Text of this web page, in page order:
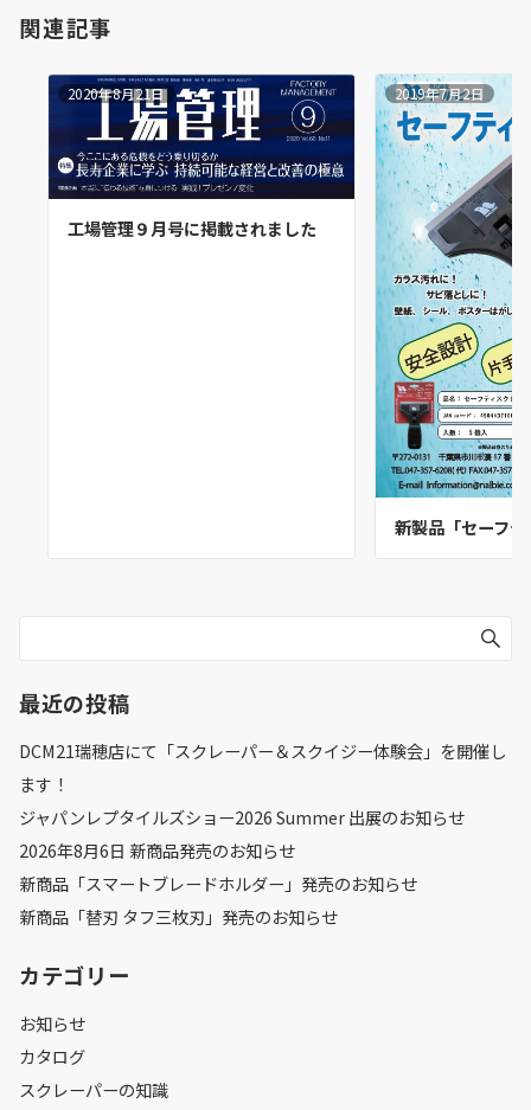
関連記事
2020年8月21日
工場管理９月号に掲載されました
2019年7月2日
新製品「セーフ
最近の投稿
DCM21瑞穂店にて「スクレーパー＆スクイジー体験会」を開催し
ます！
ジャパンレプタイルズショー2026 Summer 出展のお知らせ
2026年8月6日 新商品発売のお知らせ
新商品「スマートブレードホルダー」発売のお知らせ
新商品「替刃 タフ三枚刃」発売のお知らせ
カテゴリー
お知らせ
カタログ
スクレーパーの知識